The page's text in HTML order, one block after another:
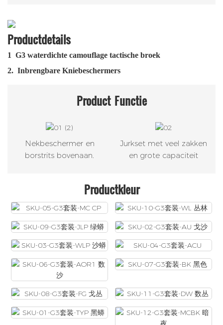
Productdetails
1 G3 waterdichte camouflage tactische broek
2. Inbrengbare Kniebeschermers
Product Functie
Nekbeschermer en
borstrits bovenaan.
Jurkset met veel zakken
en grote capaciteit
Productkleur